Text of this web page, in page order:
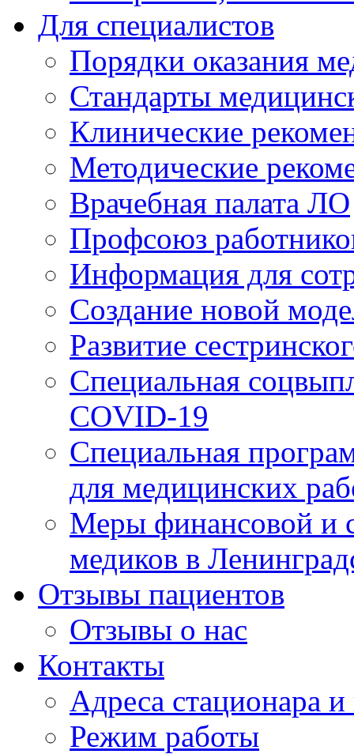
Для специалистов
Порядки оказания
Стандарты
Клинические
Методические
Врачебная палата ЛО
Профсоюз
Информация для
Создание новой
Развитие
Специальная
COVID-19
Специальная
для медицинских
Меры финансовой и
медиков в
Отзывы пациентов
Отзывы о нас
Контакты
Адреса стационара
Режим работы